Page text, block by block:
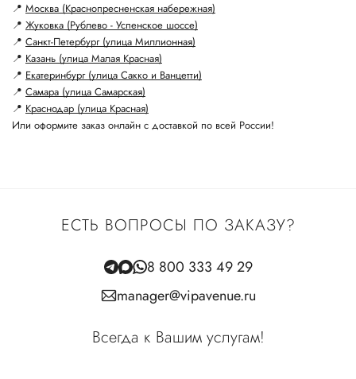
📍 Москва (Краснопресненская набережная)
📍 Жуковка (Рублево - Успенское шоссе)
📍 Санкт-Петербург (улица Миллионная)
📍 Казань (улица Малая Красная)
📍 Екатеринбург (улица Сакко и Ванцетти)
📍 Самара (улица Самарская)
📍 Краснодар (улица Красная)
Или оформите заказ онлайн с доставкой по всей России!
ЕСТЬ ВОПРОСЫ ПО ЗАКАЗУ?
8 800 333 49 29
manager@vipavenue.ru
Всегда к Вашим услугам!